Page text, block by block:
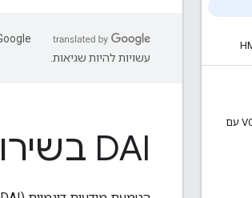
שליחת בקשה להפעלת מקורות VOD עם
עשויות להיות שגיאות.
DAI בשירות מלא